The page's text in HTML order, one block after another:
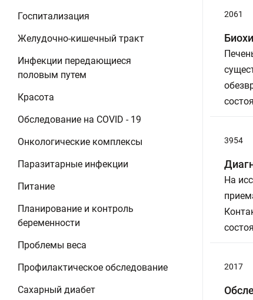
Госпитализация
Желудочно-кишечный тракт
Инфекции передающиеся
половым путем
Красота
Обследование на COVID - 19
Онкологические комплексы
Паразитарные инфекции
Питание
Планирование и контроль
беременности
Проблемы веса
Профилактическое обследование
Сахарный диабет
2061
3954
На
2017